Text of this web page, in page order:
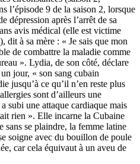
l’épisode 9 de la saison 2, lorsque
dépression après l’arrêt de sa
avis médical (elle est victime
dit à sa mère : « Je sais que mon
de combattre la maladie comme
». Lydia, de son côté, déclare
jour, « son sang cubain
jusqu’à ce qu’il n’en reste plus
sont d’ailleurs une
subi une attaque cardiaque mais
rien ». Elle incarne la Cubaine
sans se plaindre, la femme latine
soigne avec du bouillon de poule
car cela équivaut à un aveu de